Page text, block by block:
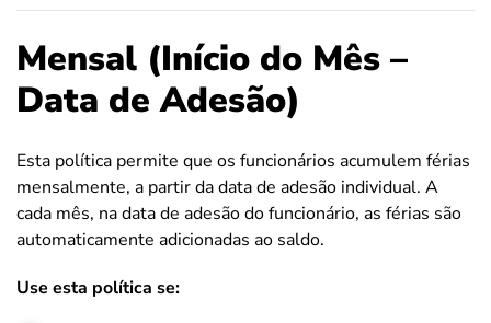
Mensal (Início do Mês –
Data de Adesão)
Esta política permite que os funcionários acumulem férias
mensalmente, a partir da data de adesão individual. A
cada mês, na data de adesão do funcionário, as férias são
automaticamente adicionadas ao saldo.
Use esta política se: